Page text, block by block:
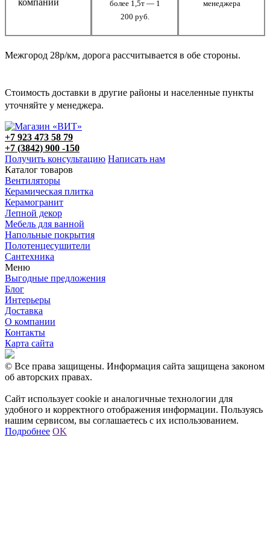
компании
более 1,5т — 1
200 руб.
менеджера
Межгород 28р/км, дорога рассчитывается в обе стороны.
Стоимость доставки в другие районы и населенные пункты
уточняйте у менеджера.
+7 923 473 58 79
+7 (3842) 900 -150
Получить консультацию Написать нам
Каталог товаров
Вентиляторы
Керамическая плитка
Керамогранит
Лепной декор
Мебель для ванной
Напольные покрытия
Полотенцесушители
Сантехника
Меню
Выгодные предложения
Блог
Интерьеры
Доставка
О компании
Контакты
Карта сайта
© Все права защищены. Информация сайта защищена законом
об авторских правах.
Сайт использует cookie и аналогичные технологии для
удобного и корректного отображения информации. Пользуясь
нашим сервисом, вы соглашаетесь с их использованием.
Подробнее OK